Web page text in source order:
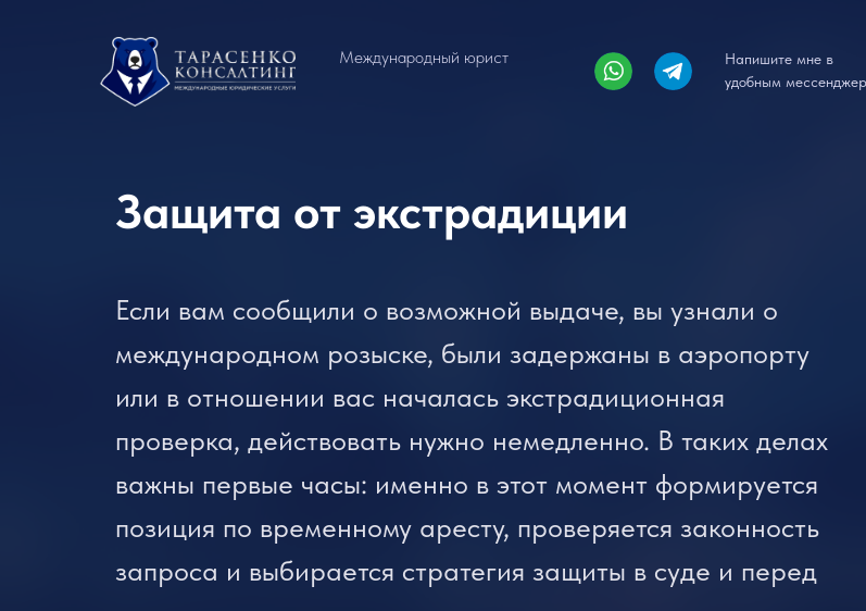
Если вам сообщили о возможной выдаче, вы узнали о
международном розыске, были задержаны в аэропорту
или в отношении вас началась экстрадиционная
проверка, действовать нужно немедленно. В таких делах
важны первые часы: именно в этот момент формируется
позиция по временному аресту, проверяется законность
запроса и выбирается стратегия защиты в суде и перед
Защита от экстрадиции
Международный юрист
Напишите мне в
удобным мессенджер